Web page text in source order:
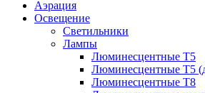
Аэрация
Освещение
Светильники
Лампы
Люминесцентные T5
Люминесцентные T5
Люминесцентные T8